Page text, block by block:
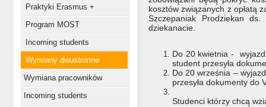
Praktyki Erasmus +
Program MOST
Incoming students
Wymiany dwustronne
Wymiana pracowników
Incoming students
kosztów związanych z opłatą
Szczepaniak Prodziekan
dziekanacie.
Do 20 kwietnia -
student przesyła
Do 20 września –
przesyła dokumenty do
Studenci którzy chcą